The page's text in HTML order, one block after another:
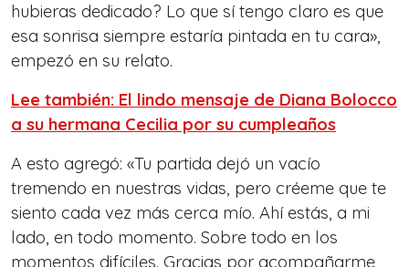
hubieras dedicado? Lo que sí tengo claro es que
esa sonrisa siempre estaría pintada en tu cara»,
empezó en su relato.
Lee también: El lindo mensaje de Diana Bolocco
a su hermana Cecilia por su cumpleaños
A esto agregó: «Tu partida dejó un vacío
tremendo en nuestras vidas, pero créeme que te
siento cada vez más cerca mío. Ahí estás, a mi
lado, en todo momento. Sobre todo en los
momentos difíciles. Gracias por acompañarme